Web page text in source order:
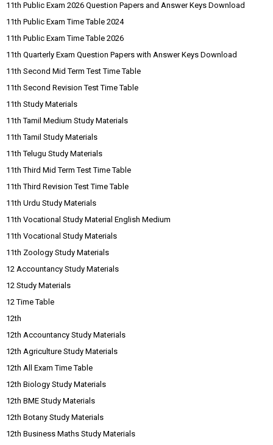
11th Public Exam 2026 Question Papers and Answer Keys Download
11th Public Exam Time Table 2024
11th Public Exam Time Table 2026
11th Quarterly Exam Question Papers with Answer Keys Download
11th Second Mid Term Test Time Table
11th Second Revision Test Time Table
11th Study Materials
11th Tamil Medium Study Materials
11th Tamil Study Materials
11th Telugu Study Materials
11th Third Mid Term Test Time Table
11th Third Revision Test Time Table
11th Urdu Study Materials
11th Vocational Study Material English Medium
11th Vocational Study Materials
11th Zoology Study Materials
12 Accountancy Study Materials
12 Study Materials
12 Time Table
12th
12th Accountancy Study Materials
12th Agriculture Study Materials
12th All Exam Time Table
12th Biology Study Materials
12th BME Study Materials
12th Botany Study Materials
12th Business Maths Study Materials